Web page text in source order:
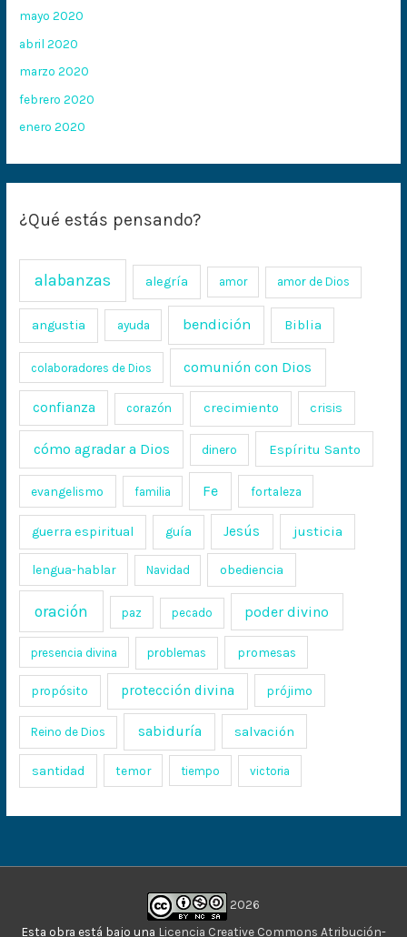
mayo 2020
abril 2020
marzo 2020
febrero 2020
enero 2020
¿Qué estás pensando?
alabanzas alegría amor amor de Dios
angustia ayuda bendición Biblia
colaboradores de Dios comunión con Dios
confianza corazón crecimiento crisis
cómo agradar a Dios dinero Espíritu Santo
evangelismo familia Fe fortaleza
guerra espiritual guía Jesús justicia
lengua-hablar Navidad obediencia
oración paz pecado poder divino
presencia divina problemas promesas
propósito protección divina prójimo
Reino de Dios sabiduría salvación
santidad temor tiempo victoria
2026
Esta obra está bajo una Licencia Creative Commons Atribución-